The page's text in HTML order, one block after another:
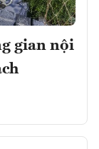
gian nội